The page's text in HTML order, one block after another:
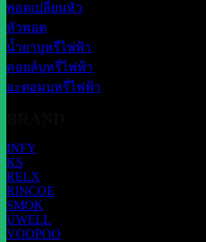
พอตเปลี่ยนหัว
หัวพอต
น้ำยาบุหรี่ไฟฟ้า
คอยล์บุหรี่ไฟฟ้า
อะตอมบุหรี่ไฟฟ้า
INFY
KS
RELX
RINCOE
SMOK
UWELL
VOOPOO